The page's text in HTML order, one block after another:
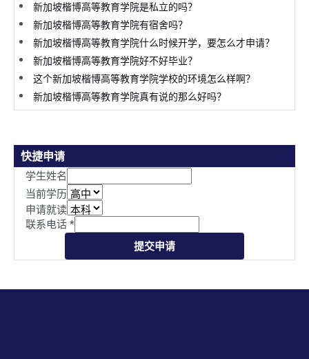
新加坡楷博高等教育学院是私立的吗？
新加坡楷博高等教育学院有宿舍吗？
新加坡楷博高等教育学院什么时候开学，要怎么才申请？
新加坡楷博高等教育学院好不好毕业？
这个新加坡楷博高等教育学院学校的环境怎么样啊？
新加坡楷博高等教育学院真有说的那么好吗？
快捷申请
学生姓名
当前学历
申请就读
联系电话 *
提交申请